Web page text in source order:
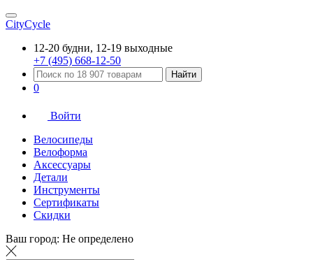
CityCycle
12-20 будни, 12-19 выходные
+7 (495) 668-12-50
Найти
0
Войти
Велосипеды
Велоформа
Аксессуары
Детали
Инструменты
Сертификаты
Скидки
Ваш город: Не определено